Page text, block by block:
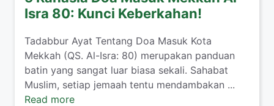
Isra 80: Kunci Keberkahan!
Tadabbur Ayat Tentang Doa Masuk Kota
Mekkah (QS. Al-Isra: 80) merupakan panduan
batin yang sangat luar biasa sekali. Sahabat
Muslim, setiap jemaah tentu mendambakan ...
Read more